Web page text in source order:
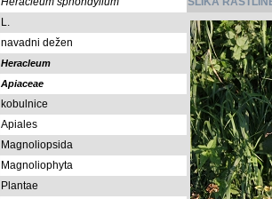
L.
navadni dežen
Heracleum
Apiaceae
kobulnice
Apiales
Magnoliopsida
Magnoliophyta
Plantae